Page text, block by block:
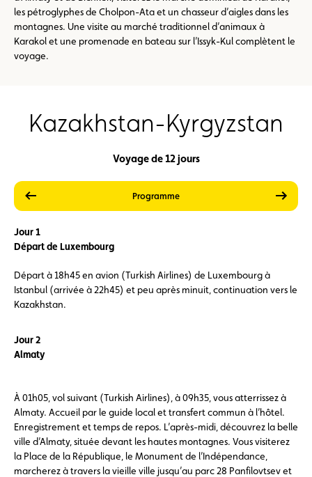
les pétroglyphes de Cholpon-Ata et un chasseur d’aigles dans les
montagnes. Une visite au marché traditionnel d’animaux à
Karakol et une promenade en bateau sur l’Issyk-Kul complètent le
voyage.
Kazakhstan-Kyrgyzstan
Voyage de 12 jours
précédent ProgrammePrestations
Prix
Jour 1
Départ de Luxembourg
Départ à 18h45 en avion (Turkish Airlines) de Luxembourg à
Istanbul (arrivée à 22h45) et peu après minuit, continuation vers le
Kazakhstan.
Jour 2
Almaty
À 01h05, vol suivant (Turkish Airlines), à 09h35, vous atterrissez à
Almaty. Accueil par le guide local et transfert commun à l’hôtel.
Enregistrement et temps de repos. L’après-midi, découvrez la belle
ville d’Almaty, située devant les hautes montagnes. Vous visiterez
la Place de la République, le Monument de l’Indépendance,
marcherez à travers la vieille ville jusqu’au parc 28 Panfilovtsev et